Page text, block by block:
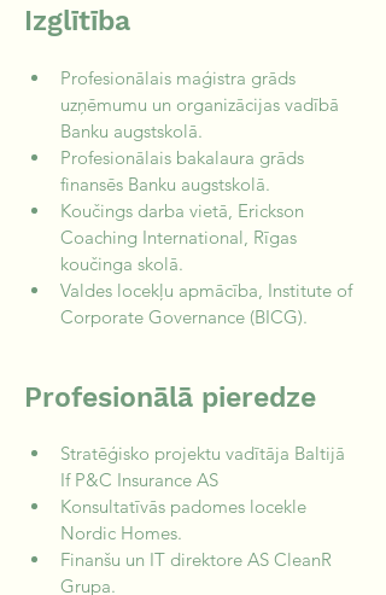
Izglītība
Profesionālais maģistra grāds
uzņēmumu un organizācijas vadībā
Banku augstskolā.
Profesionālais bakalaura grāds
finansēs Banku augstskolā.
Koučings darba vietā, Erickson
Coaching International, Rīgas
koučinga skolā.
Valdes locekļu apmācība, Institute of
Corporate Governance (BICG).
Profesionālā pieredze
Stratēģisko projektu vadītāja Baltijā
If P&C Insurance AS
Konsultatīvās padomes locekle
Nordic Homes.
Finanšu un IT direktore AS CleanR
Grupa.